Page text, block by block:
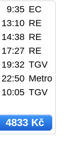
9:35 EC
13:10 RE
14:38 RE
17:27 RE
19:32 TGV
22:50 Metro
10:05 TGV
4833 Kč